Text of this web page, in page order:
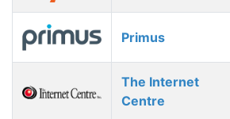
Primus
The Internet
Centre